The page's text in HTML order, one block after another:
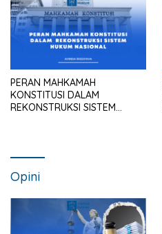
PERAN MAHKAMAH
KONSTITUSI DALAM
REKONSTRUKSI SISTEM
Opini